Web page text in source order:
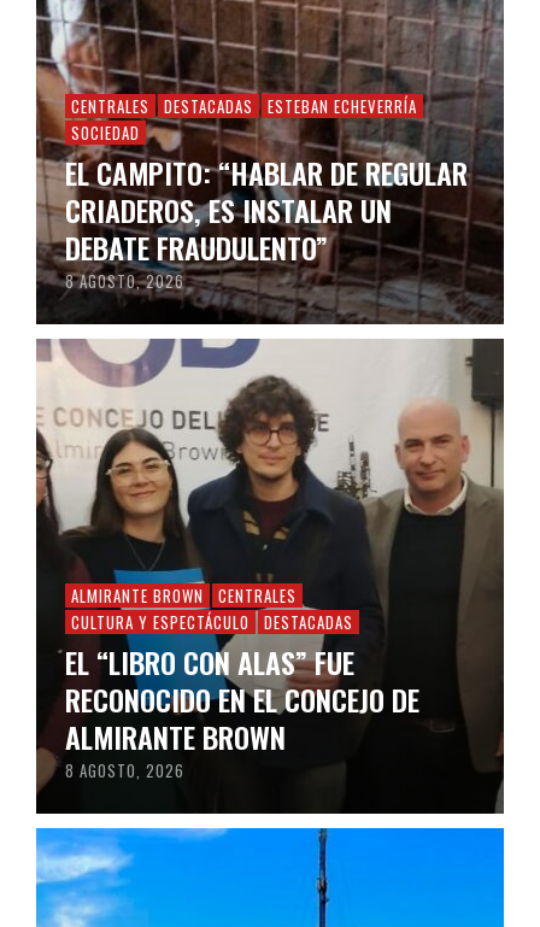
CENTRALES DESTACADAS
ESTEBAN ECHEVERRÍA
SOCIEDAD
EL CAMPITO: “HABLAR DE REGULAR
CRIADEROS, ES INSTALAR UN
DEBATE FRAUDULENTO”
8 AGOSTO, 2026
ALMIRANTE BROWN
CENTRALES
CULTURA Y ESPECTÁCULO
DESTACADAS
EL “LIBRO CON ALAS” FUE
RECONOCIDO EN EL CONCEJO DE
ALMIRANTE BROWN
8 AGOSTO, 2026